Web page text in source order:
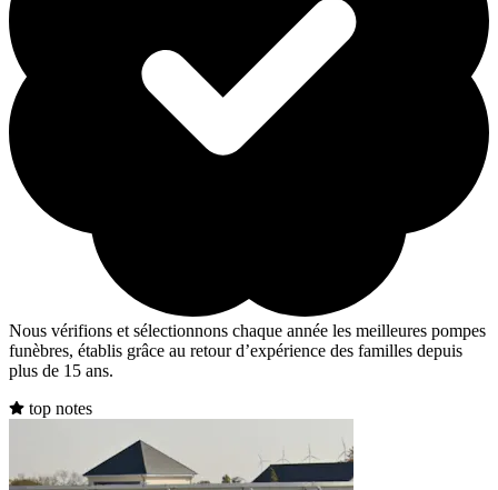
Nous vérifions et sélectionnons chaque année les meilleures pompes
funèbres, établis grâce au retour d’expérience des familles depuis
plus de 15 ans.
top notes